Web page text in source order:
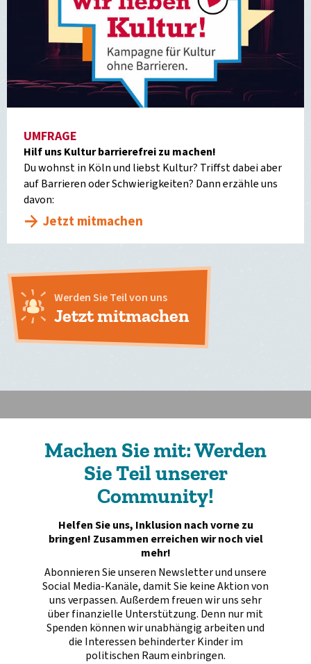
UMFRAGE
Hilf uns Kultur barrierefrei zu machen!
Du wohnst in Köln und liebst Kultur? Triffst dabei aber
auf Barrieren oder Schwierigkeiten? Dann erzähle uns
davon:
Jetzt mitmachen
Werden Sie Teil von uns
Jetzt mitmachen
Machen Sie mit: Werden
Sie Teil unserer
Community!
Helfen Sie uns, Inklusion nach vorne zu
bringen! Zusammen erreichen wir noch viel
mehr!
Abonnieren Sie unseren Newsletter und unsere
Social Media-Kanäle, damit Sie keine Aktion von
uns verpassen. Außerdem freuen wir uns sehr
über finanzielle Unterstützung. Denn nur mit
Spenden können wir unabhängig arbeiten und
die Interessen behinderter Kinder im
politischen Raum einbringen.